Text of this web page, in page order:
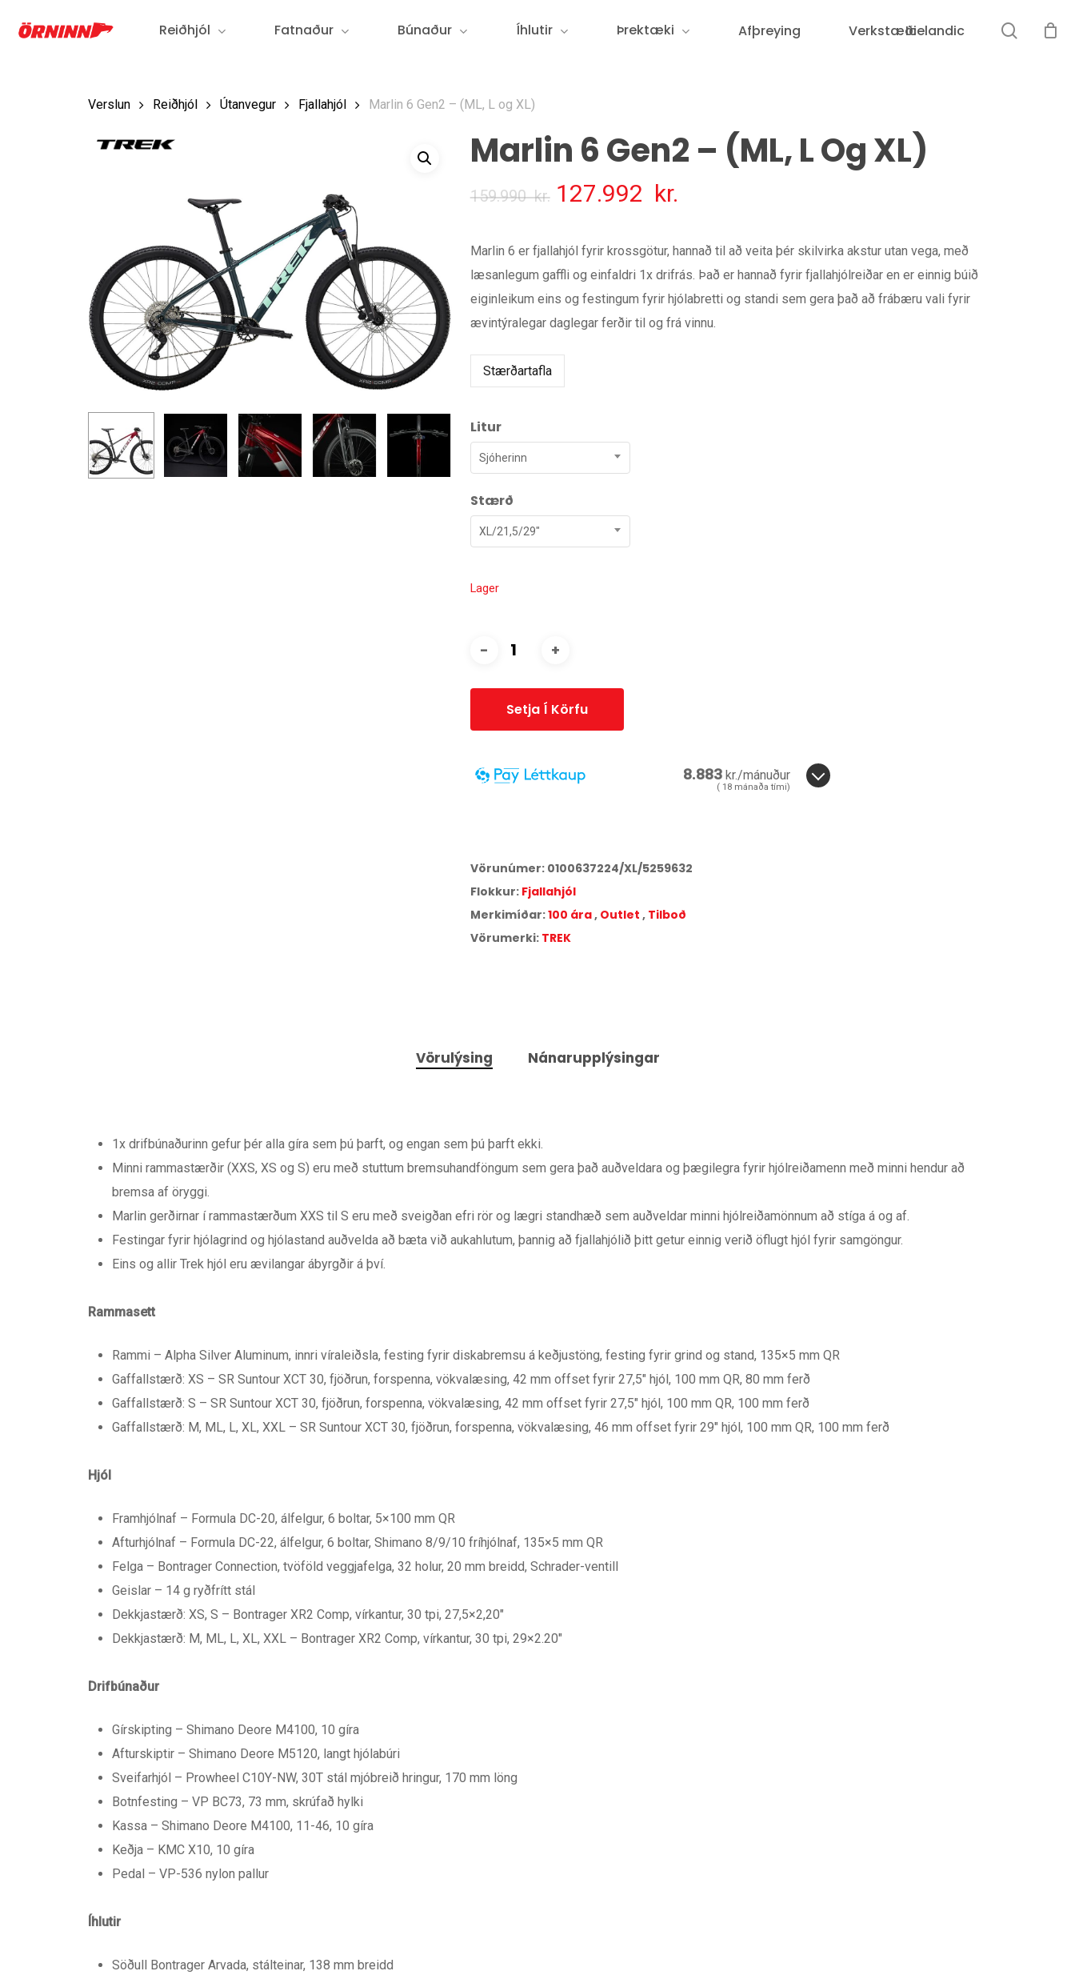
Reiðhjól Fatnaður Búnaður Íhlutir Þrektæki Afþreying VerkstæðiIcelandic
Verslun Reiðhjól Útanvegur Fjallahjól Marlin 6 Gen2 – (ML, L og XL)
Marlin 6 Gen2 – (ML, L Og XL)
159.990kr. Upphaflegt
var:
159.990
kr.
127.992 kr.
er:
127.992
kr.
Marlin 6 er fjallahjól fyrir krossgötur, hannað til að veita þér skilvirka akstur utan vega, með
læsanlegum gaffli og einfaldri 1x drifrás. Það er hannað fyrir fjallahjólreiðar en er einnig búið
eiginleikum eins og festingum fyrir hjólabretti og standi sem gera það að frábæru vali fyrir
ævintýralegar daglegar ferðir til og frá vinnu.
Stærðartafla
Litur
Sjóherinn
Stærð
XL/21,5/29"
Lager
Setja Í Körfu
8.883 kr./mánuður
( 18mánaða tími)
Miðað við18 greiðslur á17,25% vöxtum.
495
kr. færslugjald á mánuði.
Árleg hlutfallstala kostnaður:
Heildarkostnaður:159.886 kr.
Vörunúmer: 0100637224/XL/5259632
Flokkur: Fjallahjól
Merkimíðar:100 ára, Outlet , Tilboð
Vörumerki: TREK
Vörulýsing Nánarupplýsingar
1x drifbúnaðurinn gefur þér alla gíra sem þú þarft, og engan sem þú þarft ekki.
Minni rammastærðir (XXS, XS og S) eru með stuttum bremsuhandföngum sem gera það auðveldara og þægilegra fyrir hjólreiðamenn með minni hendur að
bremsa af öryggi.
Marlin gerðirnar í rammastærðum XXS til S eru með sveigðan efri rör og lægri standhæð sem auðveldar minni hjólreiðamönnum að stíga á og af.
Festingar fyrir hjólagrind og hjólastand auðvelda að bæta við aukahlutum, þannig að fjallahjólið þitt getur einnig verið öflugt hjól fyrir samgöngur.
Eins og allir Trek hjól eru ævilangar ábyrgðir á því.
Rammasett
Rammi – Alpha Silver Aluminum, innri víraleiðsla, festing fyrir diskabremsu á keðjustöng, festing fyrir grind og stand, 135×5 mm QR
Gaffallstærð: XS – SR Suntour XCT 30, fjöðrun, forspenna, vökvalæsing, 42 mm offset fyrir 27,5″ hjól, 100 mm QR, 80 mm ferð
Gaffallstærð: S – SR Suntour XCT 30, fjöðrun, forspenna, vökvalæsing, 42 mm offset fyrir 27,5″ hjól, 100 mm QR, 100 mm ferð
Gaffallstærð: M, ML, L, XL, XXL – SR Suntour XCT 30, fjöðrun, forspenna, vökvalæsing, 46 mm offset fyrir 29″ hjól, 100 mm QR, 100 mm ferð
Hjól
Framhjólnaf – Formula DC-20, álfelgur, 6 boltar, 5×100 mm QR
Afturhjólnaf – Formula DC-22, álfelgur, 6 boltar, Shimano 8/9/10 fríhjólnaf, 135×5 mm QR
Felga – Bontrager Connection, tvöföld veggjafelga, 32 holur, 20 mm breidd, Schrader-ventill
Geislar – 14 g ryðfrítt stál
Dekkjastærð: XS, S – Bontrager XR2 Comp, vírkantur, 30 tpi, 27,5×2,20″
Dekkjastærð: M, ML, L, XL, XXL – Bontrager XR2 Comp, vírkantur, 30 tpi, 29×2.20″
Drifbúnaður
Gírskipting – Shimano Deore M4100, 10 gíra
Afturskiptir – Shimano Deore M5120, langt hjólabúri
Sveifarhjól – Prowheel C10Y-NW, 30T stál mjóbreið hringur, 170 mm löng
Botnfesting – VP BC73, 73 mm, skrúfað hylki
Kassa – Shimano Deore M4100, 11-46, 10 gíra
Keðja – KMC X10, 10 gíra
Pedal – VP-536 nylon pallur
Íhlutir
Söðull Bontrager Arvada, stálteinar, 138 mm breidd